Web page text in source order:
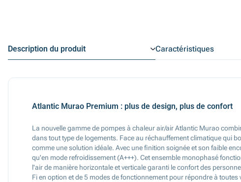
Description du produit Caractéristiques
Atlantic Murao Premium : plus de design, plus de confort
La nouvelle gamme de pompes à chaleur air/air Atlantic Murao
dans tout type de logements. Face au réchauffement climatique qui
comme une solution idéale. Avec une finition soignée et son faible
qu'en mode refroidissement (A+++). Cet ensemble monophasé
l'air de manière horizontale et verticale garanti le confort des
Fi en option et de 5 modes de fonctionnement pour répondre à